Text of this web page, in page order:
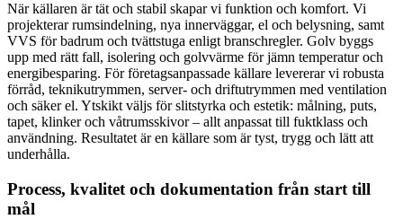
När källaren är tät och stabil skapar vi funktion och komfort. Vi
projekterar rumsindelning, nya innerväggar, el och belysning, samt
VVS för badrum och tvättstuga enligt branschregler. Golv byggs
upp med rätt fall, isolering och golvvärme för jämn temperatur och
energibesparing. För företagsanpassade källare levererar vi robusta
förråd, teknikutrymmen, server- och driftutrymmen med ventilation
och säker el. Ytskikt väljs för slitstyrka och estetik: målning, puts,
tapet, klinker och våtrumsskivor – allt anpassat till fuktklass och
användning. Resultatet är en källare som är tyst, trygg och lätt att
underhålla.
Process, kvalitet och dokumentation från start till
mål